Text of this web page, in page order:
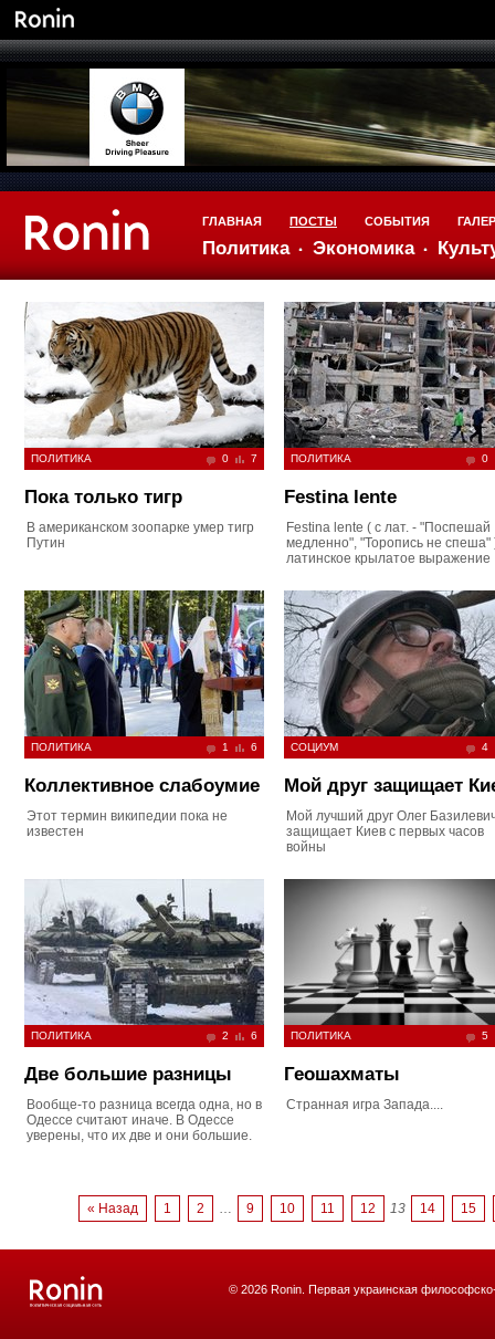
ГЛАВНАЯ
Политика Экономика
ПОСТЫ СОБЫТИЯ
ПОЛИТИКА 0 7
Пока только тигр
В американском зоопарке умер тигр
Путин
ПОЛИТИКА 0
Festina lente
Festina lente ( с лат. - "Поспешай
медленно", "Торопись не спеша"
латинское крылатое выражение
ПОЛИТИКА 1 6
Коллективное слабоумие
Этот термин википедии пока не
известен
СОЦИУМ 4
Мой друг защищает
Мой лучший друг Олег
защищает Киев с первых часов
войны
ПОЛИТИКА 2 6
Две большие разницы
Вообще-то разница всегда одна, но в
Одессе считают иначе. В Одессе
уверены, что их две и они большие.
ПОЛИТИКА 5
Геошахматы
Странная игра Запада....
« Назад 1 2 … 9 10 11 12 13 14 15
© 2026 Ronin. Первая украинская